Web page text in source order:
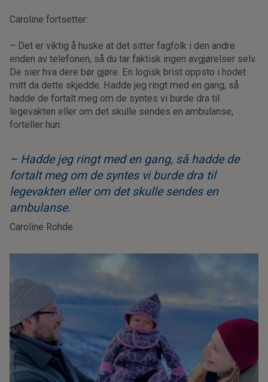
Caroline fortsetter:
– Det er viktig å huske at det sitter fagfolk i den andre
enden av telefonen, så du tar faktisk ingen avgjørelser selv.
De sier hva dere bør gjøre. En logisk brist oppsto i hodet
mitt da dette skjedde. Hadde jeg ringt med en gang, så
hadde de fortalt meg om de syntes vi burde dra til
legevakten eller om det skulle sendes en ambulanse,
forteller hun.
– Hadde jeg ringt med en gang, så hadde de
fortalt meg om de syntes vi burde dra til
legevakten eller om det skulle sendes en
ambulanse.
Caroline Rohde